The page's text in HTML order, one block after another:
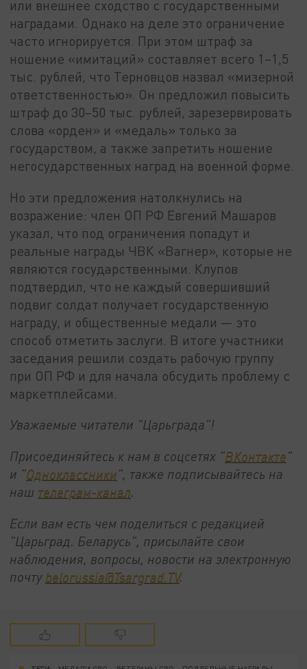
или внешнее сходство с государственными
наградами. Однако на деле это ограничение
часто игнорируется. При этом штраф за
ношение «имитаций» составляет всего 1–1,5
тыс. рублей, что Терновцов назвал «мизерной
ответственностью». Он предложил повысить
штраф до 30–50 тыс. рублей, зарезервировать
слова «орден» и «медаль» только за
государством, а также запретить ношение
негосударственных наград на военной форме.
Но эти предложения натолкнулись на
возражение: член ОП РФ Евгений Машаров
указал, что под ограничения попадут и
реальные награды ЧВК «Вагнер», которые не
являются государственными. Клупов
подтвердил, что не каждый совершивший
подвиг солдат получает государственную
награду, и общественные медали — это
способ отметить заслуги. В итоге участники
заседания решили создать рабочую группу
при ОП РФ и для начала обсудить проблему с
маркетплейсами.
Уважаемые читатели "Царьграда"!
Присоединяйтесь к нам в соцсетях "ВКонтакте"
и "Одноклассники", также подписывайтесь на
наш телеграм-канал.
Если вам есть чем поделиться с редакцией
"Царьград. Беларусь", присылайте свои
наблюдения, вопросы, новости на электронную
почту belorussia@Tsargrad.TV.